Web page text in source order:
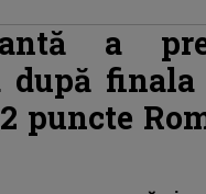
a
finala
puncte